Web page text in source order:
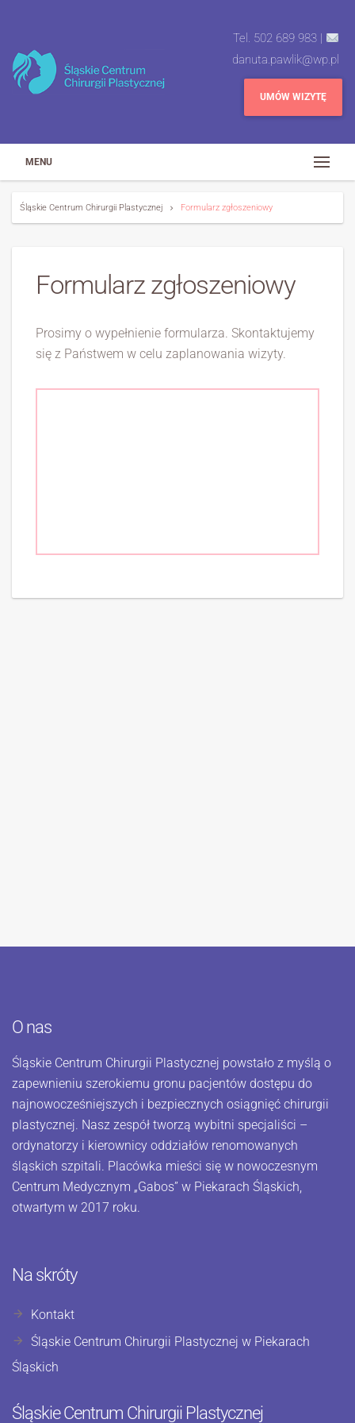
Tel. 502 689 983 |
danuta.pawlik@wp.pl
UMÓW WIZYTĘ
MENU
Śląskie Centrum Chirurgii Plastycznej Formularz zgłoszeniowy
Formularz zgłoszeniowy
Prosimy o wypełnienie formularza. Skontaktujemy
się z Państwem w celu zaplanowania wizyty.
O nas
Śląskie Centrum Chirurgii Plastycznej powstało z myślą o
zapewnieniu szerokiemu gronu pacjentów dostępu do
najnowocześniejszych i bezpiecznych osiągnięć chirurgii
plastycznej. Nasz zespół tworzą wybitni specjaliści –
ordynatorzy i kierownicy oddziałów renomowanych
śląskich szpitali. Placówka mieści się w nowoczesnym
Centrum Medycznym „Gabos” w Piekarach Śląskich,
otwartym w 2017 roku.
Na skróty
Kontakt
Śląskie Centrum Chirurgii Plastycznej w Piekarach
Śląskich
Śląskie Centrum Chirurgii Plastycznej